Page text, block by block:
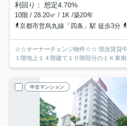
利回り： 想定4.70%
10階 / 28.20㎡ / 1K /築20年
京都市営烏丸線「四条」駅 徒歩3分
☆☆オーナーチェンジ物件☆☆ 現況賃貸中
１階地上１４階建て１０階部分の１Ｋ東
中古マンション